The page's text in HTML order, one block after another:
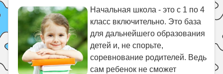
Подготовка к школе
Уроки
ГДЗ
Праздники
Начальная школа - это с 1 по 4
класс включительно. Это база
для дальнейшего образования
детей и, не спорьте,
соревнование родителей. Ведь
сам ребенок не сможет